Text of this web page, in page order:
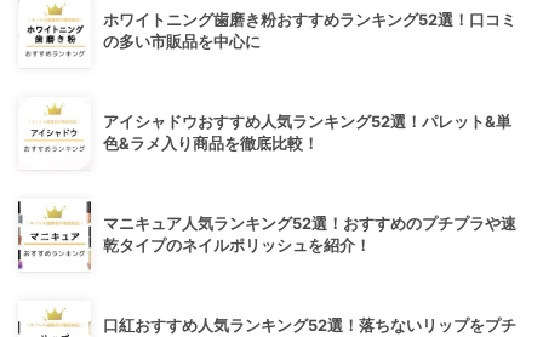
ホワイトニング歯磨き粉おすすめランキング52選！口コミ
の多い市販品を中心に
アイシャドウおすすめ人気ランキング52選！パレット&単
色&ラメ入り商品を徹底比較！
マニキュア人気ランキング52選！おすすめのプチプラや速
乾タイプのネイルポリッシュを紹介！
口紅おすすめ人気ランキング52選！落ちないリップをプチ